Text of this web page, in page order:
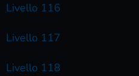
Livello 116
Livello 117
Livello 118